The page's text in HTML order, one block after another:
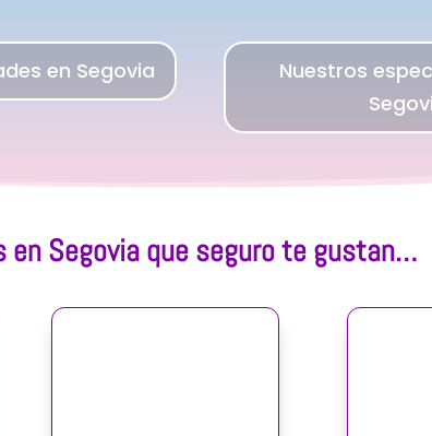
en Segovia
Nuestros
en Segovia que seguro te gustan…